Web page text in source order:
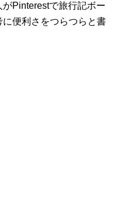
Pinterestで旅行記ボー
に便利さをつらつらと書